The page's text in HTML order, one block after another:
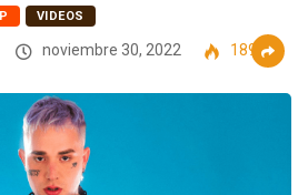
VIDEOS
noviembre 30, 2022 1890